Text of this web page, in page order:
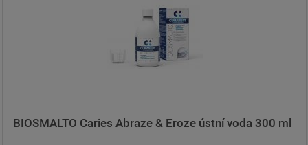
BIOSMALTO Caries Abraze & Eroze ústní voda 300 ml